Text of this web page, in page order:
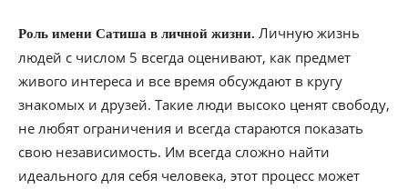
Роль имени Сатиша в личной жизни. Личную жизнь
людей с числом 5 всегда оценивают, как предмет
живого интереса и все время обсуждают в кругу
знакомых и друзей. Такие люди высоко ценят свободу,
не любят ограничения и всегда стараются показать
свою независимость. Им всегда сложно найти
идеального для себя человека, этот процесс может